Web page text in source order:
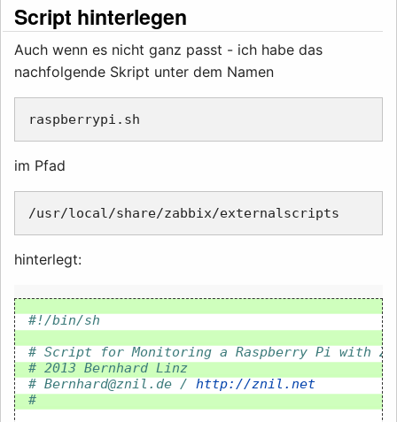
Script hinterlegen
Auch wenn es nicht ganz passt - ich habe das
nachfolgende Skript unter dem Namen
im Pfad
hinterlegt:
#!/bin/sh
# Script for Monitoring a Raspberry Pi with
# 2013 Bernhard Linz
# Bernhard@znil.de / http://znil.net
#